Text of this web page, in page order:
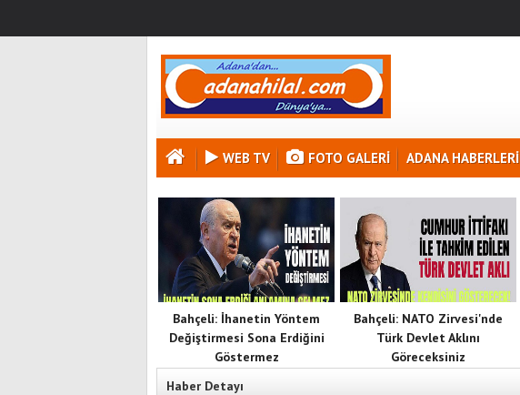
WEB TV FOTO GALERI ADANA HABERLERİ
Bahçeli: İhanetin Yöntem
Değiştirmesi Sona Erdiğini
Göstermez
Bahçeli: NATO Zirvesi'nde
Türk Devlet Aklını
Göreceksiniz
Haber Detayı